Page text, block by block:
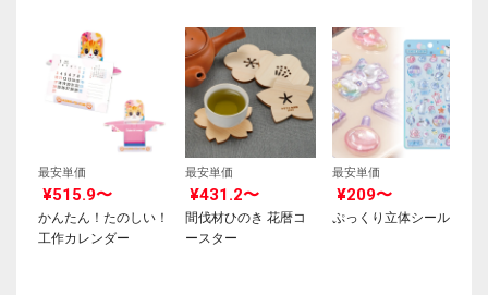
最安単価
¥515.9〜
かんたん！たのしい！
工作カレンダー
最安単価
¥431.2〜
間伐材ひのき 花暦コ
ースター
最安単価
¥209〜
ぷっくり立体シール